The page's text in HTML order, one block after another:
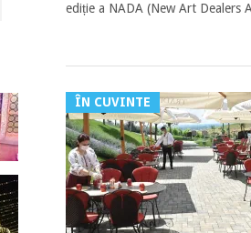
ediție a NADA (New Art Dealers
ÎN CUVINTE